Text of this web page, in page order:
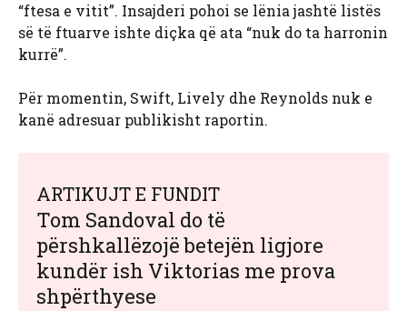
“ftesa e vitit”. Insajderi pohoi se lënia jashtë listës
së të ftuarve ishte diçka që ata “nuk do ta harronin
kurrë”.
Për momentin, Swift, Lively dhe Reynolds nuk e
kanë adresuar publikisht raportin.
ARTIKUJT E FUNDIT
Tom Sandoval do të
përshkallëzojë betejën ligjore
kundër ish Viktorias me prova
shpërthyese